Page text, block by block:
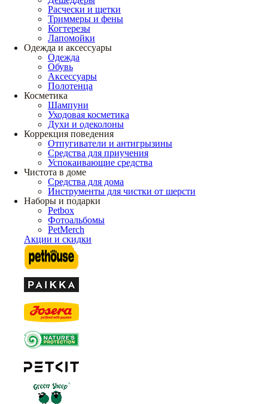
Расчески и щетки
Триммеры и фены
Когтерезы
Лапомойки
Одежда и аксессуары
Одежда
Обувь
Аксессуары
Полотенца
Косметика
Шампуни
Уходовая косметика
Духи и одеколоны
Коррекция поведения
Отпугиватели и антигрызины
Средства для приучения
Успокаивающие средства
Чистота в доме
Средства для дома
Инструменты для чистки от шерсти
Наборы и подарки
Petbox
Фотоальбомы
PetMerch
Акции и скидки